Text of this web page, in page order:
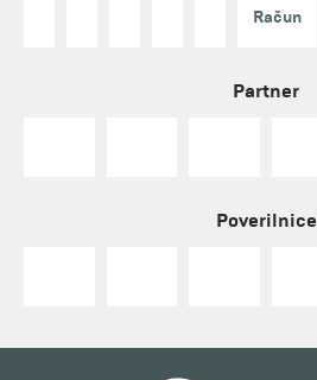
Račun
Partner
Poverilnice